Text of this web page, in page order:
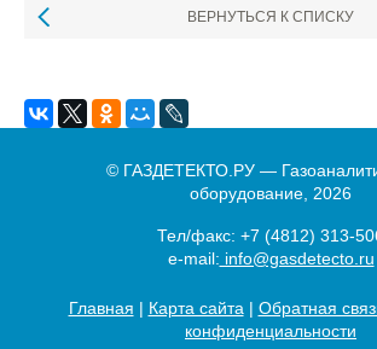
ВЕРНУТЬСЯ К СПИСКУ
© ГАЗДЕТЕКТО.РУ —
оборудование, 2026
Тел/факс: +7 (4812) 313-
e-mail: info@gasdetecto.ru
Главная | Карта сайта | Обратная
конфиденциальности